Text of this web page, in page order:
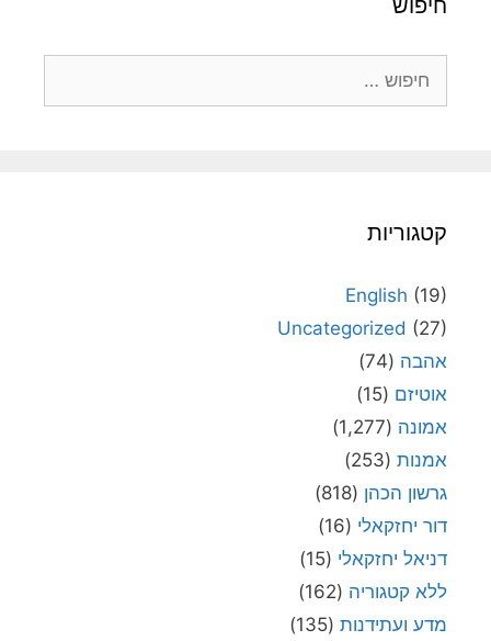
חיפוש
קטגוריות
English (19)
Uncategorized (27)
אהבה (74)
אוטיזם (15)
אמונה (1,277)
אמנות (253)
גרשון הכהן (818)
דור יחזקאלי (16)
דניאל יחזקאלי (15)
ללא קטגוריה (162)
מדע ועתידנות (135)